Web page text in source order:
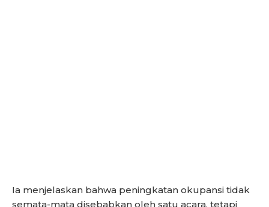
Ia menjelaskan bahwa peningkatan okupansi tidak
semata-mata disebabkan oleh satu acara, tetapi